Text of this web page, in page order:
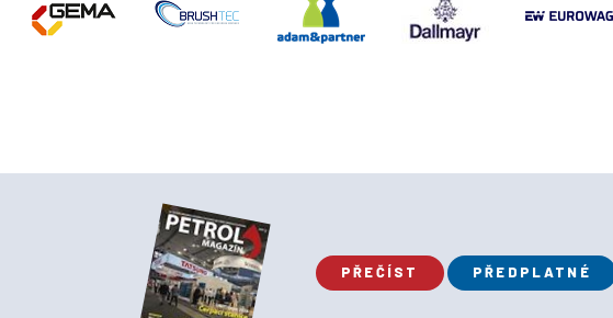
PŘEČÍST PŘEDPLATNÉ